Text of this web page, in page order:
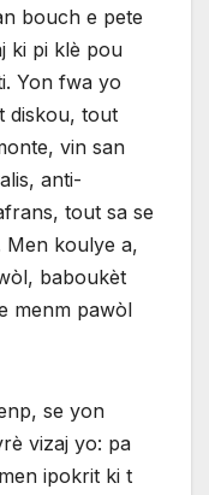
bouch e pete
ki pi klè pou
Yon fwa yo
diskou, tout
vin san
anti-
tout sa se
Men koulye a,
baboukèt
menm pawòl
se yon
vizaj yo: pa
ipokrit ki t